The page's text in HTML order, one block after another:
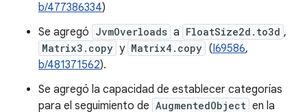
b/477386334)
Se agregó JvmOverloads a FloatSize2d.to3d ,
Matrix3.copy y Matrix4.copy (I69586,
b/481371562).
Se agregó la capacidad de establecer categorías
para el seguimiento de AugmentedObject en la